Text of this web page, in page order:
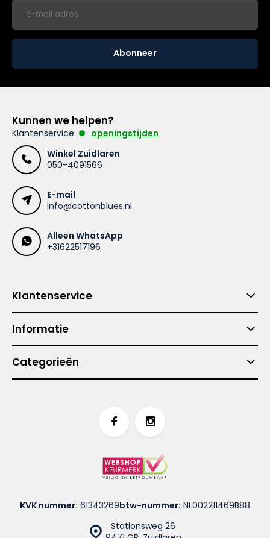
Abonneer
Kunnen we helpen?
Klantenservice:
openingstijden
Winkel Zuidlaren
050-4091566
E-mail
info@cottonblues.nl
Alleen WhatsApp
+31622517196
Klantenservice
Informatie
Categorieën
Stationsweg 26
KVK nummer: 61343269btw-nummer: NL002211469B88